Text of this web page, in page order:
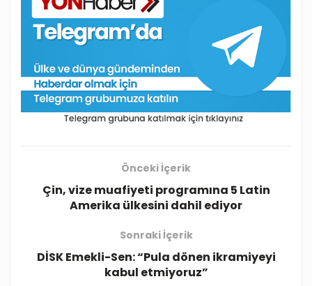
Önceki İçerik
Çin, vize muafiyeti programına 5 Latin
Amerika ülkesini dahil ediyor
Sonraki İçerik
DİSK Emekli-Sen: “Pula dönen ikramiyeyi
kabul etmiyoruz”